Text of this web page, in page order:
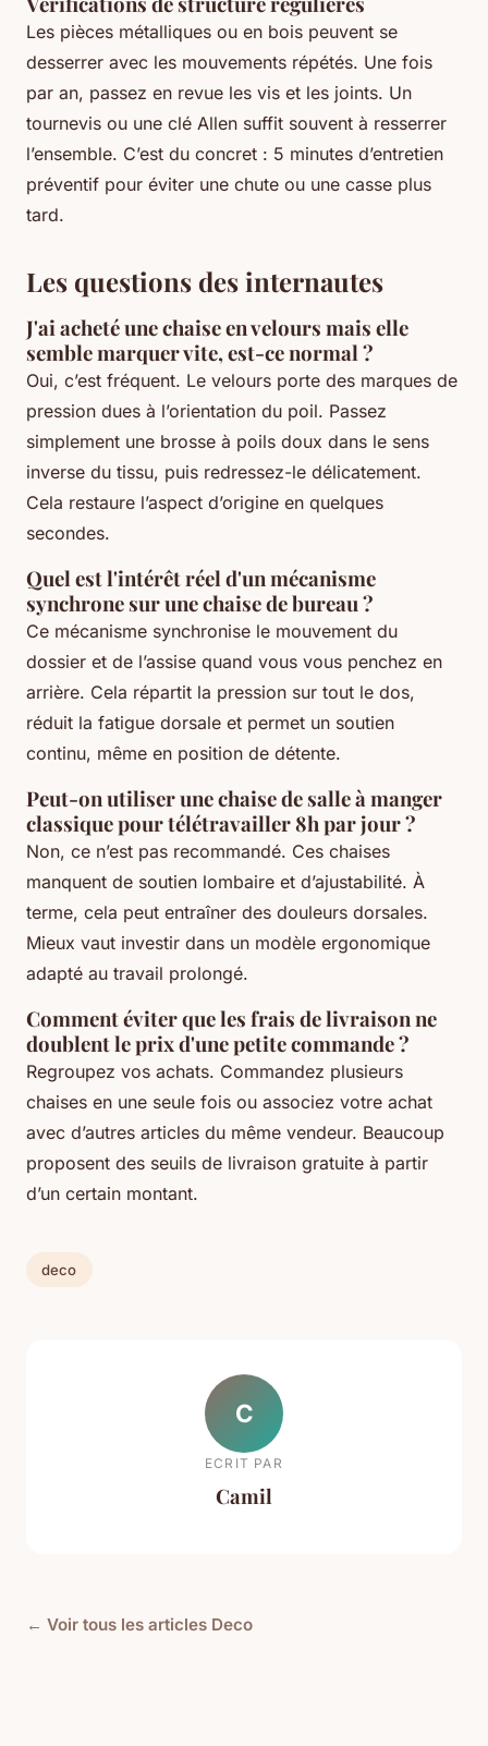
Les pièces métalliques ou en bois peuvent se
desserrer avec les mouvements répétés. Une fois
par an, passez en revue les vis et les joints. Un
tournevis ou une clé Allen suffit souvent à resserrer
l’ensemble. C’est du concret : 5 minutes d’entretien
préventif pour éviter une chute ou une casse plus
tard.
Les questions des internautes
J'ai acheté une chaise en velours mais elle
semble marquer vite, est-ce normal ?
Oui, c’est fréquent. Le velours porte des marques de
pression dues à l’orientation du poil. Passez
simplement une brosse à poils doux dans le sens
inverse du tissu, puis redressez-le délicatement.
Cela restaure l’aspect d’origine en quelques
secondes.
Quel est l'intérêt réel d'un mécanisme
synchrone sur une chaise de bureau ?
Ce mécanisme synchronise le mouvement du
dossier et de l’assise quand vous vous penchez en
arrière. Cela répartit la pression sur tout le dos,
réduit la fatigue dorsale et permet un soutien
continu, même en position de détente.
Peut-on utiliser une chaise de salle à manger
classique pour télétravailler 8h par jour ?
Non, ce n’est pas recommandé. Ces chaises
manquent de soutien lombaire et d’ajustabilité. À
terme, cela peut entraîner des douleurs dorsales.
Mieux vaut investir dans un modèle ergonomique
adapté au travail prolongé.
Comment éviter que les frais de livraison ne
doublent le prix d'une petite commande ?
Regroupez vos achats. Commandez plusieurs
chaises en une seule fois ou associez votre achat
avec d’autres articles du même vendeur. Beaucoup
proposent des seuils de livraison gratuite à partir
d’un certain montant.
deco
C
ECRIT PAR
Camil
← Voir tous les articles Deco